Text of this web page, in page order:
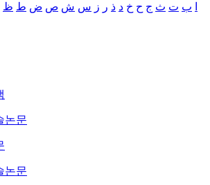
ب ت ث ج ح خ د ذ ر ز س ش ص ض ط ظ
논문
논문